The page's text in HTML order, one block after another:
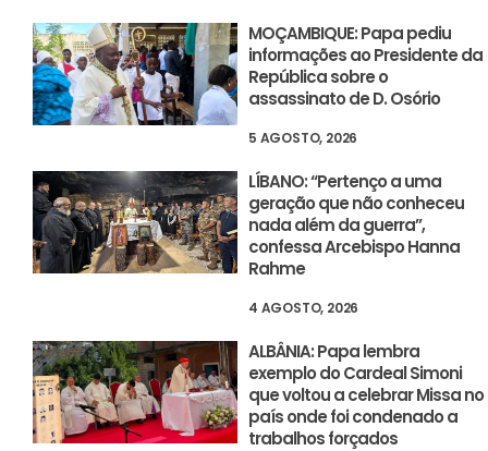
MOÇAMBIQUE: Papa pediu
informações ao Presidente da
República sobre o
assassinato de D. Osório
5 AGOSTO, 2026
LÍBANO: “Pertenço a uma
geração que não conheceu
nada além da guerra”,
confessa Arcebispo Hanna
Rahme
4 AGOSTO, 2026
ALBÂNIA: Papa lembra
exemplo do Cardeal Simoni
que voltou a celebrar Missa no
país onde foi condenado a
trabalhos forçados